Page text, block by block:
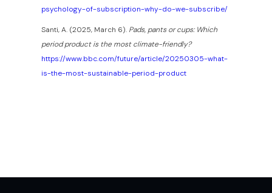
psychology-of-subscription-why-do-we-subscribe/
Santi, A. (2025, March 6). Pads, pants or cups: Which
period product is the most climate-friendly?
https://www.bbc.com/future/article/20250305-what-
is-the-most-sustainable-period-product